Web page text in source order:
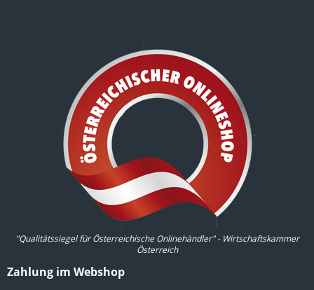
"Qualitätssiegel für Österreichische Onlinehändler" - Wirtschaftskammer
Österreich
Zahlung im Webshop